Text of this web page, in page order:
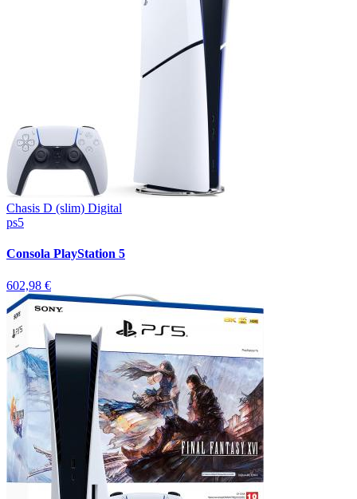
Chasis D (slim) Digital
ps5
Consola PlayStation 5
602,98 €